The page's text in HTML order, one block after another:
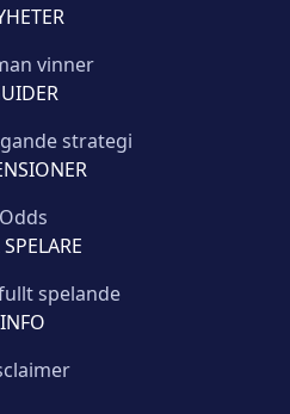
vinner
strategi
Odds
spelande
INFO